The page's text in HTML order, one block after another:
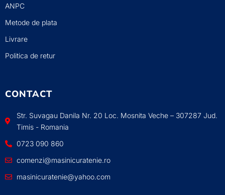
ANPC
Metode de plata
Livrare
Politica de retur
CONTACT
Str. Suvagau Danila Nr. 20 Loc. Mosnita Veche – 307287 Jud.
Timis - Romania
0723 090 860
comenzi@masinicuratenie.ro
masinicuratenie@yahoo.com